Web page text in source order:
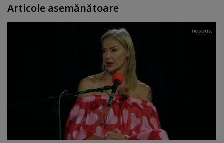
Articole asemănătoare